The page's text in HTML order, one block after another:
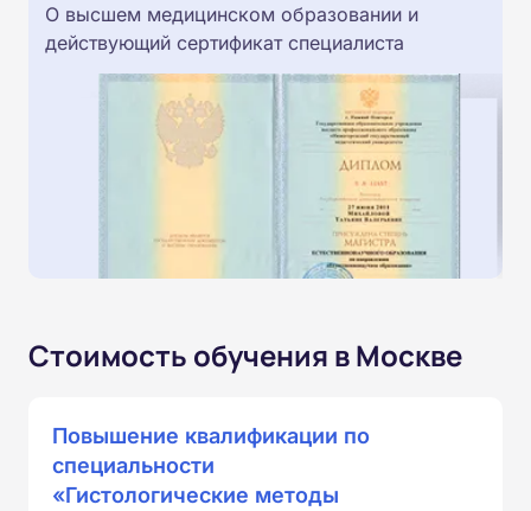
О высшем медицинском образовании и
действующий сертификат специалиста
Стоимость обучения в Москве
Повышение квалификации по
специальности
«Гистологические методы